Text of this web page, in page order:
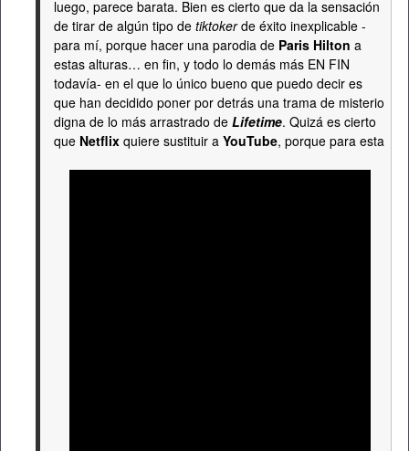
luego, parece barata. Bien es cierto que da la sensación
de tirar de algún tipo de tiktokerde éxito inexplicable -
para mí, porque hacer una parodia de Paris Hilton a
estas alturas… en fin, y todo lo demás más EN FIN
todavía- en el que lo único bueno que puedo decir es
que han decidido poner por detrás una trama de misterio
digna de lo más arrastrado de Lifetime. Quizá es cierto
que Netflix quiere sustituir a YouTube, porque para esta